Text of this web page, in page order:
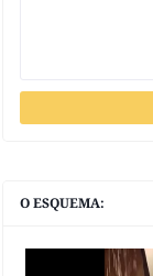
O ESQUEMA: